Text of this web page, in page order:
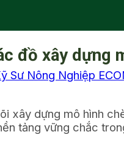
đồ xây dựng
Sư Nông Nghiệp
xây dựng mô hình
tảng vững chắc